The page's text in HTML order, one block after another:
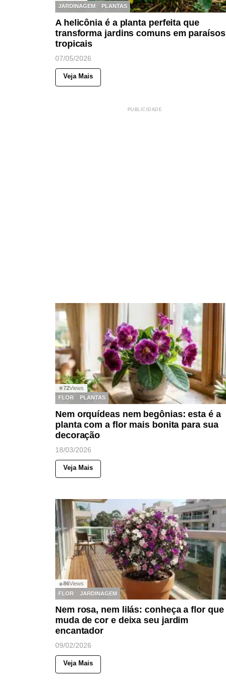
JARDINAGEM
PLANTAS
A helicônia é a planta perfeita que
transforma jardins comuns em paraísos
tropicais
07/05/2026
Veja Mais
PUBLICIDADE
◉72Views
FLOR
PLANTAS
Nem orquídeas nem begônias: esta é a
planta com a flor mais bonita para sua
decoração
18/03/2026
Veja Mais
◉86Views
FLOR
JARDINAGEM
Nem rosa, nem lilás: conheça a flor que
muda de cor e deixa seu jardim
encantador
09/02/2026
Veja Mais